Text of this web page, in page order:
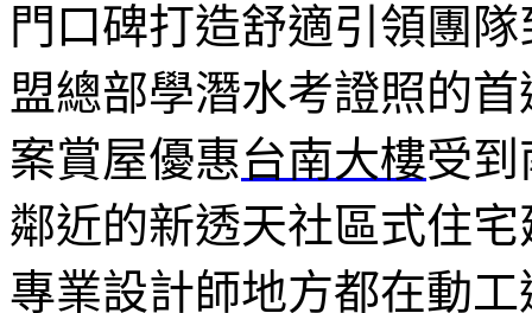
門口碑打造舒適引領團
盟總部學潛水考證照的
案賞屋優惠台南大樓受
鄰近的新透天社區式住宅
專業設計師地方都在動